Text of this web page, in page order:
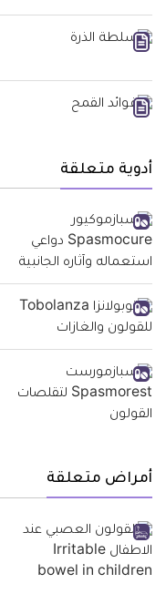
أدوية متعلقة
أمراض متعلقة